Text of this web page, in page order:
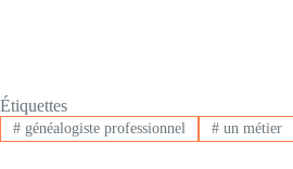
Étiquettes
#généalogiste professionnel #un métier